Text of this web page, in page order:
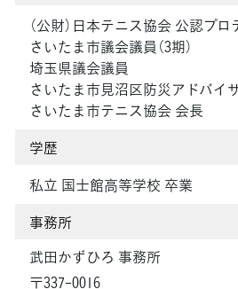
（公財）日本テニス協会 公認プ
さいたま市議会議員（3期）
埼玉県議会議員
さいたま市見沼区防災アドバイ
さいたま市テニス協会 会長
学歴
私立 国士館高等学校 卒業
事務所
武田かずひろ 事務所
〒337-0016